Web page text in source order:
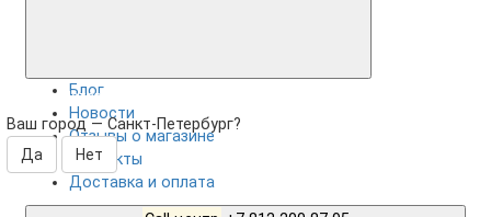
Санкт-Петербург
Ваш город —Санкт-Петербург?
Блог
Новости
Отзывы о магазине
Контакты
Доставка и оплата